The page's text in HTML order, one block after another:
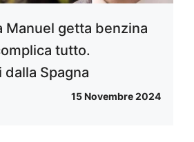
Manuel getta benzina
tutto.
Spagna
15 Novembre 2024